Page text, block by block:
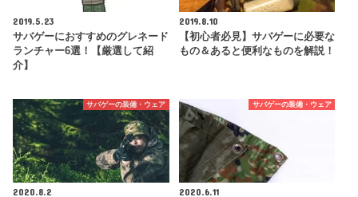
2019.5.23
サバゲーにおすすめのグレネード
ランチャー6選！【厳選して紹
介】
2019.8.10
【初心者必見】サバゲーに必要な
もの＆あると便利なものを解説！
サバゲーの装備・ウェア
2020.8.2
サバゲーの装備・ウェア
2020.6.11